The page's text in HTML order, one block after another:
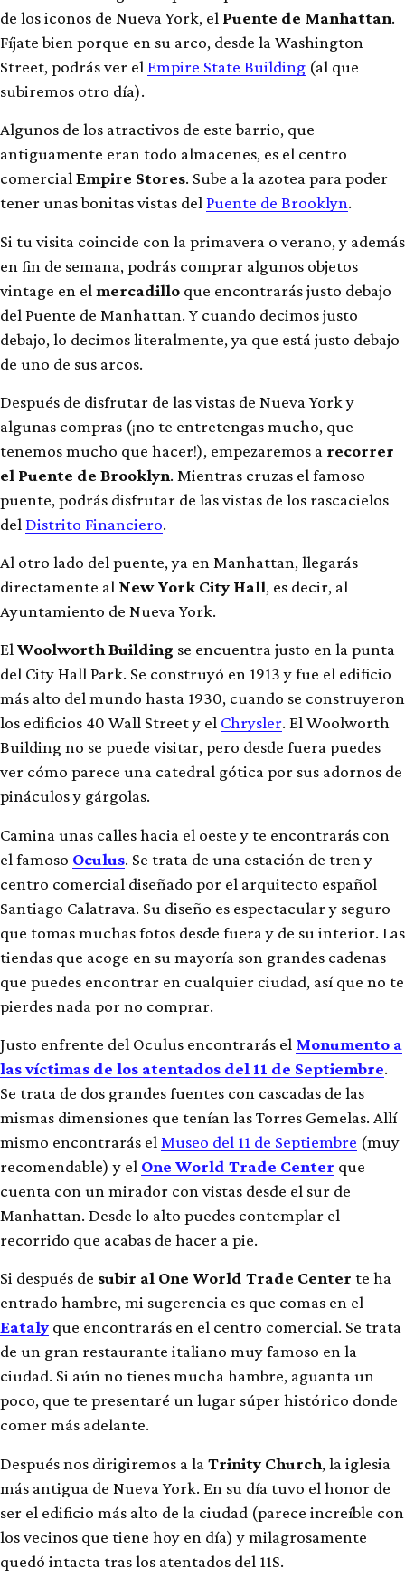
de los iconos de Nueva York, el Puente de Manhattan.
Fíjate bien porque en su arco, desde la Washington
Street, podrás ver el Empire State Building (al que
subiremos otro día).
Algunos de los atractivos de este barrio, que
antiguamente eran todo almacenes, es el centro
comercial Empire Stores. Sube a la azotea para poder
tener unas bonitas vistas del Puente de Brooklyn.
Si tu visita coincide con la primavera o verano, y además
en fin de semana, podrás comprar algunos objetos
vintage en el mercadillo que encontrarás justo debajo
del Puente de Manhattan. Y cuando decimos justo
debajo, lo decimos literalmente, ya que está justo debajo
de uno de sus arcos.
Después de disfrutar de las vistas de Nueva York y
algunas compras (¡no te entretengas mucho, que
tenemos mucho que hacer!), empezaremos a recorrer
el Puente de Brooklyn. Mientras cruzas el famoso
puente, podrás disfrutar de las vistas de los rascacielos
del Distrito Financiero.
Al otro lado del puente, ya en Manhattan, llegarás
directamente al New York City Hall, es decir, al
Ayuntamiento de Nueva York.
ElWoolworth Building se encuentra justo en la punta
del City Hall Park. Se construyó en 1913 y fue el edificio
más alto del mundo hasta 1930, cuando se construyeron
los edificios 40 Wall Street y el Chrysler. El Woolworth
Building no se puede visitar, pero desde fuera puedes
ver cómo parece una catedral gótica por sus adornos de
pináculos y gárgolas.
Camina unas calles hacia el oeste y te encontrarás con
el famoso Oculus. Se trata de una estación de tren y
centro comercial diseñado por el arquitecto español
Santiago Calatrava. Su diseño es espectacular y seguro
que tomas muchas fotos desde fuera y de su interior. Las
tiendas que acoge en su mayoría son grandes cadenas
que puedes encontrar en cualquier ciudad, así que no te
pierdes nada por no comprar.
Justo enfrente del Oculus encontrarás el Monumento a
las víctimas de los atentados del 11 de Septiembre.
Se trata de dos grandes fuentes con cascadas de las
mismas dimensiones que tenían las Torres Gemelas. Allí
mismo encontrarás el Museo del 11 de Septiembre (muy
recomendable) y el One World Trade Center que
cuenta con un mirador con vistas desde el sur de
Manhattan. Desde lo alto puedes contemplar el
recorrido que acabas de hacer a pie.
Si después de subir al One World Trade Center te ha
entrado hambre, mi sugerencia es que comas en el
Eataly que encontrarás en el centro comercial. Se trata
de un gran restaurante italiano muy famoso en la
ciudad. Si aún no tienes mucha hambre, aguanta un
poco, que te presentaré un lugar súper histórico donde
comer más adelante.
Después nos dirigiremos a la Trinity Church, la iglesia
más antigua de Nueva York. En su día tuvo el honor de
ser el edificio más alto de la ciudad (parece increíble con
los vecinos que tiene hoy en día) y milagrosamente
quedó intacta tras los atentados del 11S.